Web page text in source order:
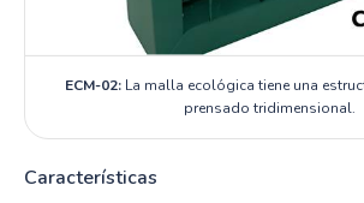
ECM-02: La malla ecológica tiene una
prensado tridimensional.
Características